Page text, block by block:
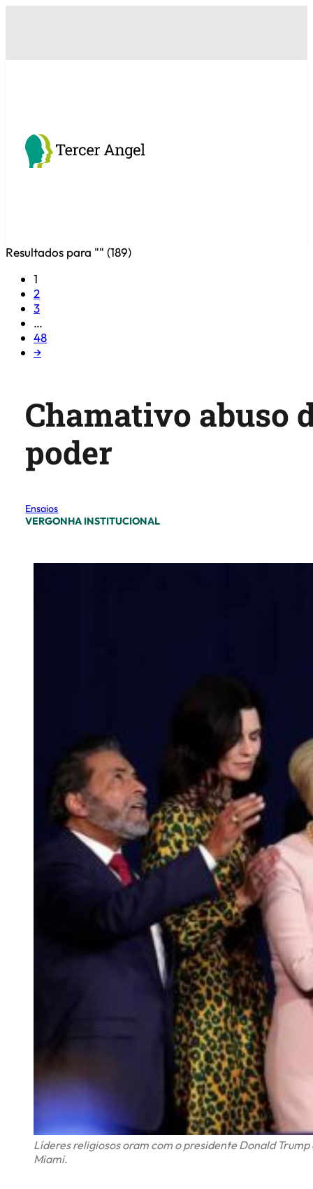
Resultados para "" (189)
1
2
3
…
48
→
Chamativo abuso
poder
Ensaios
VERGONHA INSTITUCIONAL
Líderes religiosos oram com o presidente Donald
Miami.